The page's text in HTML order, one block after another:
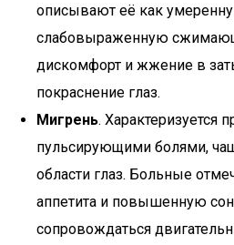
описывают её как
слабовыраженную
дискомфорт и жжение в
покраснение глаз.
Мигрень. Характеризуется
пульсирующими болями,
области глаз. Больные
аппетита и повышенную
сопровождаться